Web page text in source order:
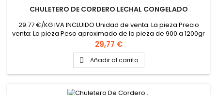
CHULETERO DE CORDERO LECHAL CONGELADO
29.77 €/KG IVA INCLUIDO Unidad de venta: La pieza Precio
venta: La pieza Peso aproximado de la pieza de 900 a 1200gr
Precio
29,77 €
 Añadir al carrito